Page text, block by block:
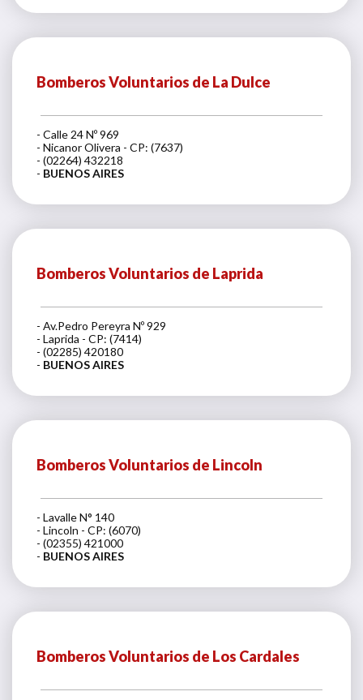
Bomberos Voluntarios de La Dulce
- Calle 24 Nº 969
- Nicanor Olivera - CP: (7637)
- (02264) 432218
- BUENOS AIRES
Bomberos Voluntarios de Laprida
- Av.Pedro Pereyra Nº 929
- Laprida - CP: (7414)
- (02285) 420180
- BUENOS AIRES
Bomberos Voluntarios de Lincoln
- Lavalle N° 140
- Lincoln - CP: (6070)
- (02355) 421000
- BUENOS AIRES
Bomberos Voluntarios de Los Cardales